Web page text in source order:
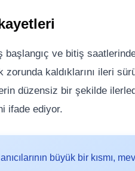
ve bitiş
kaldıklarını ileri
düzensiz bir şekilde
ifade ediyor.
büyük bir kısmı,